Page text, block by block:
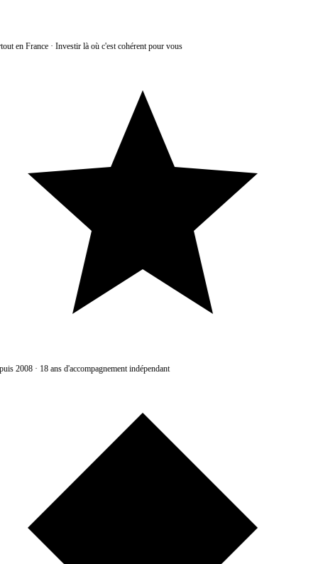
en France·Investir là où c'est cohérent pour vous
2008·18 ans d'accompagnement indépendant